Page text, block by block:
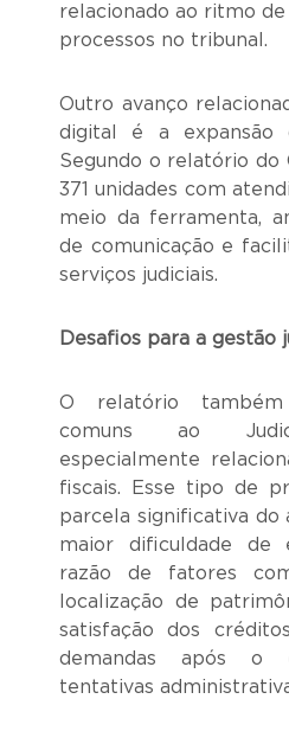
relacionado ao ritmo
processos no tribunal.
Outro avanço
digital é a expansão
Segundo o relatório do
371 unidades com
meio da ferramenta,
de comunicação e
serviços judiciais.
Desafios para a gestão
O relatório também
comuns ao
especialmente
fiscais. Esse tipo de
parcela significativa do
maior dificuldade de
razão de fatores
localização de
satisfação dos
demandas após o
tentativas